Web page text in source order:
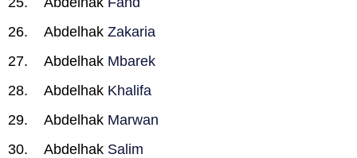
Abdelhak Zakaria
Abdelhak Mbarek
Abdelhak Khalifa
Abdelhak Marwan
Abdelhak Salim